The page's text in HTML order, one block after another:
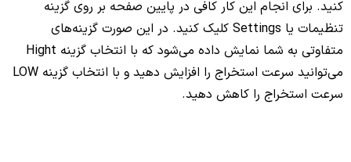
کنید. برای انجام این کار کافی در پایین صفحه بر روی گزینه
تنظیمات یا Settings کلیک کنید. در این صورت گزینه‌های
متفاوتی به شما نمایش داده می‌شود که با انتخاب گزینه Hight
می‌توانید سرعت استخراج را افزایش دهید و با انتخاب گزینه LOW
سرعت استخراج را کاهش دهید.